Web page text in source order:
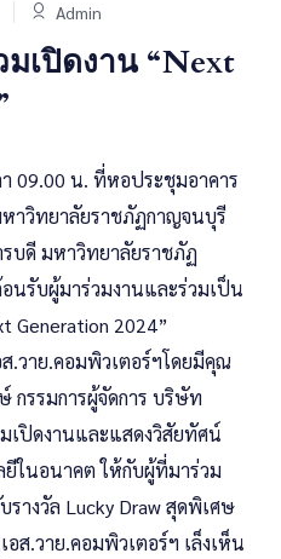
Admin
เปิดงาน “Next
09.00 น. ที่หอประชุมอาคาร
หาวิทยาลัยราชภัฏกาญจนบุรี
บดี มหาวิทยาลัยราชภัฏ
นรับผู้มาร่วมงานและร่วมเป็น
Generation 2024”
ส.วาย.คอมพิวเตอร์ฯโดยมีคุณ
รรมการผู้จัดการ บริษัท
เปิดงานและแสดงวิสัยทัศน์
ในอนาคต ให้กับผู้ที่มาร่วม
างวัล Lucky Draw สุดพิเศษ
ส.วาย.คอมพิวเตอร์ฯ เล็งเห็น